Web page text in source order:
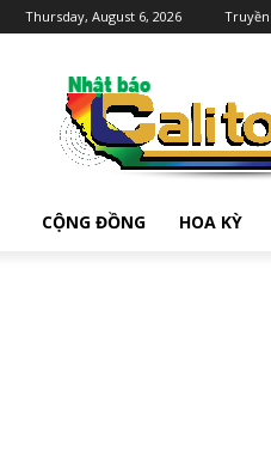
Thursday, August 6, 2026
CỘNG ĐỒNG HOA KỲ